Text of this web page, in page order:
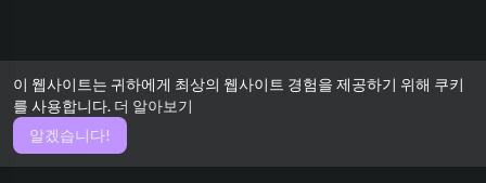
이 웹사이트는 귀하에게 최상의 웹사이트 경험을 제공하기 위해 쿠키
를 사용합니다. 더 알아보기
알겠습니다!